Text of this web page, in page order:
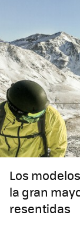
Los
la gran
resentidas